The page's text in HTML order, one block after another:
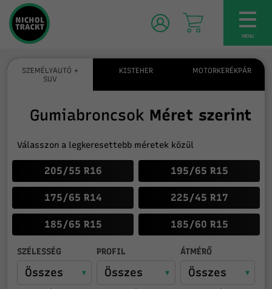
MENU
SZEMÉLYAUTÓ +
SUV
KISTEHER MOTORKERÉKPÁR
Gumiabroncsok Méret szerint
Válasszon a legkeresettebb méretek közül
205/55 R16 195/65 R15
175/65 R14 225/45 R17
185/65 R15 185/60 R15
SZÉLESSÉG PROFIL ÁTMÉRŐ